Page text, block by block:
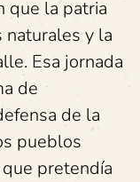
que la patria
naturales y la
Esa jornada
de
de la
pueblos
pretendía